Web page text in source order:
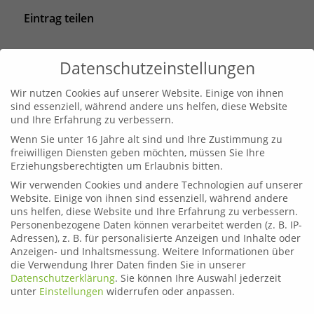
Eintrag teilen
Leoben
Telefon: 03842 44254
Email:fahrschule.leoben@plonner.at
Liezen
Telefon:03612 21222
Email:fahrschule.liezen@plonner.at
Datenschutzeinstellungen
Wir nutzen Cookies auf unserer Website. Einige von ihnen
sind essenziell, während andere uns helfen, diese Website
und Ihre Erfahrung zu verbessern.
Wenn Sie unter 16 Jahre alt sind und Ihre Zustimmung zu
freiwilligen Diensten geben möchten, müssen Sie Ihre
Erziehungsberechtigten um Erlaubnis bitten.
Wir verwenden Cookies und andere Technologien auf unserer
Website. Einige von ihnen sind essenziell, während andere
uns helfen, diese Website und Ihre Erfahrung zu verbessern.
Personenbezogene Daten können verarbeitet werden (z. B. IP-
Adressen), z. B. für personalisierte Anzeigen und Inhalte oder
Anzeigen- und Inhaltsmessung. Weitere Informationen über
die Verwendung Ihrer Daten finden Sie in unserer
Datenschutzerklärung. Sie können Ihre Auswahl jederzeit
unter Einstellungen widerrufen oder anpassen.